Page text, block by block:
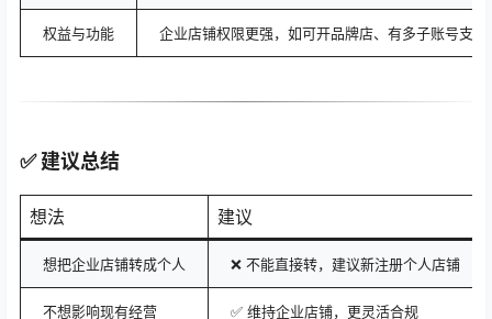
权益与功能 企业店铺权限更强，如可开品牌店、有多子账号支
✅ 建议总结
想法 建议
想把企业店铺转成个人 ❌ 不能直接转，建议新注册个人店铺
不想影响现有经营 ✅ 维持企业店铺，更灵活合规